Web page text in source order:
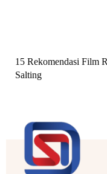
15 Rekomendasi Film
Salting